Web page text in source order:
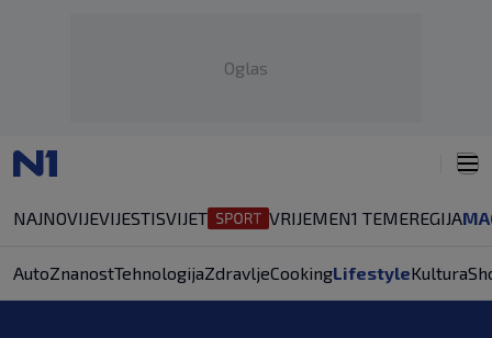
Oglas
NAJNOVIJEVIJESTISVIJET VRIJEMEN1 TEMEREGIJA
AutoZnanostTehnologijaZdravljeCookingLifestyleKultura